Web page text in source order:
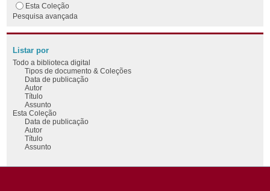
Esta Coleção
Pesquisa avançada
Listar por
Todo a biblioteca digital
Tipos de documento & Coleções
Data de publicação
Autor
Título
Assunto
Esta Coleção
Data de publicação
Autor
Título
Assunto